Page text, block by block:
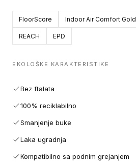
FloorScore Indoor Air Comfort Gold
REACH EPD
EKOLOŠKE KARAKTERISTIKE
Bez ftalata
100% reciklabilno
Smanjenje buke
Laka ugradnja
Kompatibilno sa podnim grejanjem